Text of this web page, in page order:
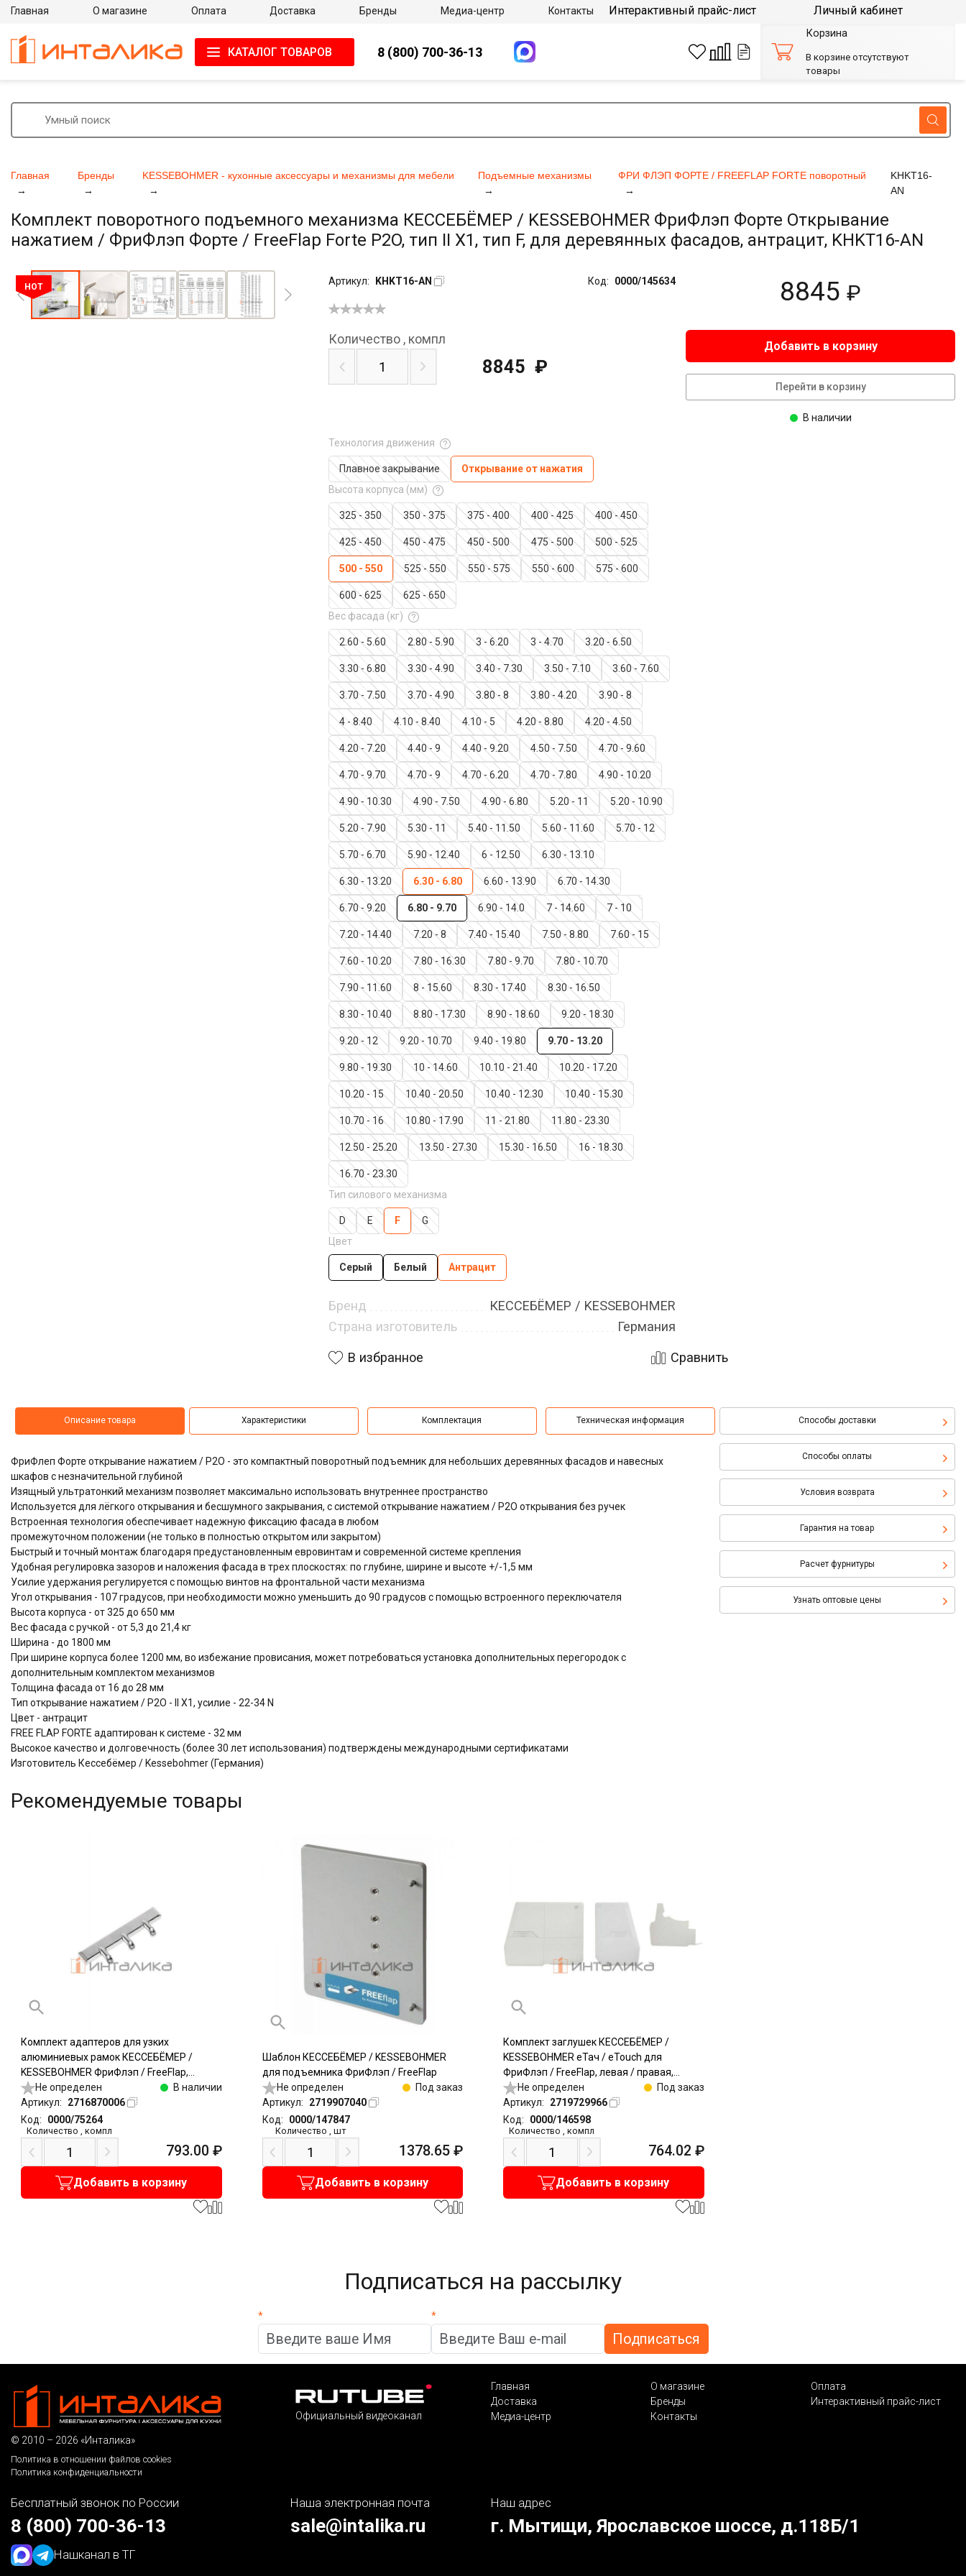
Главная Бренды KESSEBOHMER - кухонные аксессуары и механизмы для мебели Подъемные механизмы ФРИ ФЛЭП ФОРТЕ / FREEFLAP FORTE поворотный
KHKT16-
AN
Комплект поворотного подъемного механизма КЕССЕБЁМЕР / KESSEBOHMER ФриФлэп Форте Открывание
нажатием / ФриФлэп Форте / FreeFlap Forte P2O, тип II Х1, тип F, для деревянных фасадов, антрацит, KHKT16-AN
HOT
Увеличить фото
Артикул: KHKT16-AN Код: 0000/145634 8845 ₽
Технология движения
Плавное закрывание
Открывание от нажатия
Высота корпуса (мм)
325 - 350 350 - 375 375 - 400 400 - 425 400 - 450
425 - 450 450 - 475 450 - 500 475 - 500 500 - 525
500 - 550 525 - 550 550 - 575 550 - 600 575 - 600
600 - 625
625 - 650
Вес фасада (кг)
2.60 - 5.60 2.80 - 5.90 3 - 6.20 3 - 4.70 3.20 - 6.50
3.30 - 6.80 3.30 - 4.90 3.40 - 7.30 3.50 - 7.10 3.60 - 7.60
3.70 - 7.50 3.70 - 4.90 3.80 - 8 3.80 - 4.20 3.90 - 8
4 - 8.40 4.10 - 8.40 4.10 - 5 4.20 - 8.80 4.20 - 4.50
4.20 - 7.20 4.40 - 9 4.40 - 9.20 4.50 - 7.50 4.70 - 9.60
4.70 - 9.70 4.70 - 9 4.70 - 6.20 4.70 - 7.80 4.90 - 10.20
4.90 - 10.30 4.90 - 7.50 4.90 - 6.80 5.20 - 11 5.20 - 10.90
5.20 - 7.90 5.30 - 11 5.40 - 11.50 5.60 - 11.60 5.70 - 12
5.70 - 6.70 5.90 - 12.40 6 - 12.50 6.30 - 13.10
6.30 - 13.20 6.30 - 6.80 6.60 - 13.90 6.70 - 14.30
6.70 - 9.20 6.80 - 9.70 6.90 - 14.0 7 - 14.60 7 - 10
7.20 - 14.40 7.20 - 8 7.40 - 15.40 7.50 - 8.80 7.60 - 15
7.60 - 10.20 7.80 - 16.30 7.80 - 9.70 7.80 - 10.70
7.90 - 11.60 8 - 15.60 8.30 - 17.40 8.30 - 16.50
8.30 - 10.40 8.80 - 17.30 8.90 - 18.60 9.20 - 18.30
9.20 - 12 9.20 - 10.70 9.40 - 19.80 9.70 - 13.20
9.80 - 19.30 10 - 14.60 10.10 - 21.40 10.20 - 17.20
10.20 - 15 10.40 - 20.50 10.40 - 12.30 10.40 - 15.30
10.70 - 16 10.80 - 17.90 11 - 21.80 11.80 - 23.30
12.50 - 25.20 13.50 - 27.30 15.30 - 16.50 16 - 18.30
16.70 - 23.30
Тип силового механизма
D E F
G
Цвет
Серый Белый Антрацит
Бренд
КЕССЕБЁМЕР / KESSEBOHMER
Страна изготовитель
Германия
Количество , компл
8845 ₽
Добавить в корзину
Перейти в корзину
В наличии
В избранное Сравнить
Описание товара Характеристики Комплектация Техническая информация Способы доставки
Способы оплаты
Условия возврата
Гарантия на товар
Расчет фурнитуры
Узнать оптовые цены
ФриФлеп Форте открывание нажатием / P2O - это компактный поворотный подъемник для небольших деревянных фасадов и навесных
шкафов с незначительной глубиной
Изящный ультратонкий механизм позволяет максимально использовать внутреннее пространство
Используется для лёгкого открывания и бесшумного закрывания, с системой открывание нажатием / P2O открывания без ручек
Встроенная технология обеспечивает надежную фиксацию фасада в любом
промежуточном положении (не только в полностью открытом или закрытом)
Быстрый и точный монтаж благодаря предустановленным евровинтам и современной системе крепления
Удобная регулировка зазоров и наложения фасада в трех плоскостях: по глубине, ширине и высоте +/-1,5 мм
Усилие удержания регулируется с помощью винтов на фронтальной части механизма
Угол открывания - 107 градусов, при необходимости можно уменьшить до 90 градусов с помощью встроенного переключателя
Высота корпуса - от 325 до 650 мм
Вес фасада с ручкой - от 5,3 до 21,4 кг
Ширина - до 1800 мм
При ширине корпуса более 1200 мм, во избежание провисания, может потребоваться установка дополнительных перегородок с
дополнительным комплектом механизмов
Толщина фасада от 16 до 28 мм
Тип открывание нажатием / P2O - II Х1, усилие - 22-34 N
Цвет - антрацит
FREE FLAP FORTE адаптирован к системе - 32 мм
Высокое качество и долговечность (более 30 лет использования) подтверждены международными сертификатами
Изготовитель Кессебёмер / Kessebohmer (Германия)
Рекомендуемые товары
Комплект адаптеров для узких
алюминиевых рамок КЕССЕБЁМЕР /
KESSEBOHMER ФриФлэп / FreeFlap,
ФриСвинг / FreeSwing, ФриСлайд /
FreeSlide, 20мм, никель
Не определен
В наличии
Артикул:
2716870006
Код:
0000/75264
Количество ,компл
793.00 ₽
Добавить в корзину
Шаблон КЕССЕБЁМЕР / KESSEBOHMER
для подъемника ФриФлэп / FreeFlap
Не определен
Под заказ
Артикул:
2719907040
Код:
0000/147847
Количество ,шт
1378.65 ₽
Добавить в корзину
Комплект заглушек КЕССЕБЁМЕР /
KESSEBOHMER еТач / eTouch для
ФриФлэп / FreeFlap, левая / правая,
белыйНе определен
Под заказ
Артикул:
2719729966
Код:
0000/146598
Количество ,компл
764.02 ₽
Добавить в корзину
Главная О магазине Оплата Доставка Бренды Медиа-центр Контакты Интерактивный прайс-лист Личный кабинет
КАТАЛОГ ТОВАРОВ 8 (800) 700-36-13
Корзина
В корзине отсутствуют
товары
Подписаться на рассылку
* *
© 2010 – 2026 «Инталика»
Политика в отношении файлов cookies
Политика конфиденциальности
Официальный видеоканал
Главная О магазине
Оплата
Доставка
Бренды
Интерактивный прайс-лист
Медиа-центр
Контакты
Бесплатный звонок по России
8 (800) 700-36-13
Нашканал в ТГ
Наша электронная почта
sale@intalika.ru
Наш адрес
г. Мытищи, Ярославское шоссе, д.118Б/1